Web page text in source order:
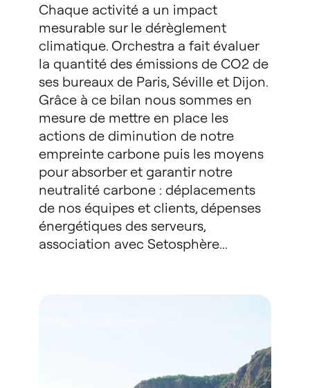
Chaque activité a un impact
mesurable sur le dérèglement
climatique. Orchestra a fait évaluer
la quantité des émissions de CO2 de
ses bureaux de Paris, Séville et Dijon.
Grâce à ce bilan nous sommes en
mesure de mettre en place les
actions de diminution de notre
empreinte carbone puis les moyens
pour absorber et garantir notre
neutralité carbone : déplacements
de nos équipes et clients, dépenses
énergétiques des serveurs,
association avec Setosphère...